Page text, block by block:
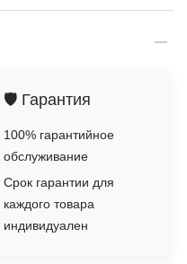
🛡️ Гарантия
100% гарантийное
обслуживание
Срок гарантии для
каждого товара
индивидуален